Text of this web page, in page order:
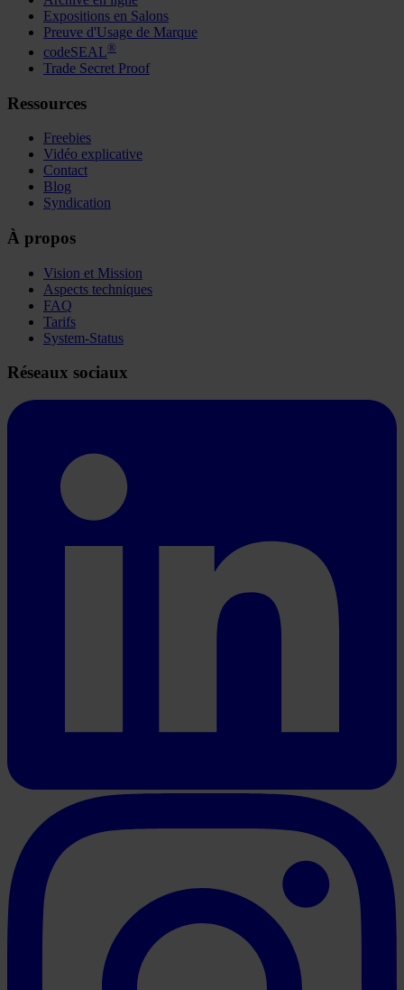
Expositions en Salons
Preuve d'Usage de Marque
codeSEAL®
Trade Secret Proof
Ressources
Freebies
Vidéo explicative
Contact
Blog
Syndication
À propos
Vision et Mission
Aspects techniques
FAQ
Tarifs
System-Status
Réseaux sociaux